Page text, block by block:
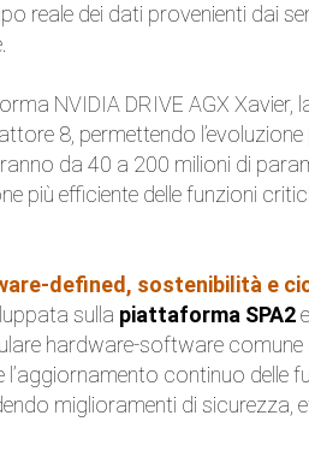
reale dei dati provenienti dai
NVIDIA DRIVE AGX Xavier,
8, permettendo
da 40 a 200 milioni di
più efficiente delle funzioni
defined, sostenibilità e
sulla piattaforma SPA2
hardware-software
continuo delle
miglioramenti di sicurezza,